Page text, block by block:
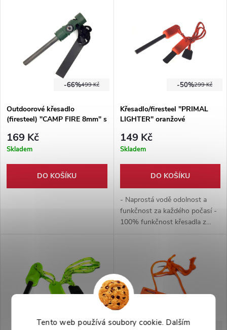
Tento web používá soubory cookie. Dalším
499 Kč
-66%
Outdoorové křesadlo
(firesteel) "CAMP FIRE 8mm" s
169 Kč
Skladem
DO KOŠÍKU
299 Kč
-50%
Křesadlo/firesteel "PRIMAL
LIGHTER" oranžové
149 Kč
Skladem
DO KOŠÍKU
- Naprostá vodě odolnost a
funkčnost za každého počasí -
100% funkčnost křesadla z
299 Kč
-50% -41%